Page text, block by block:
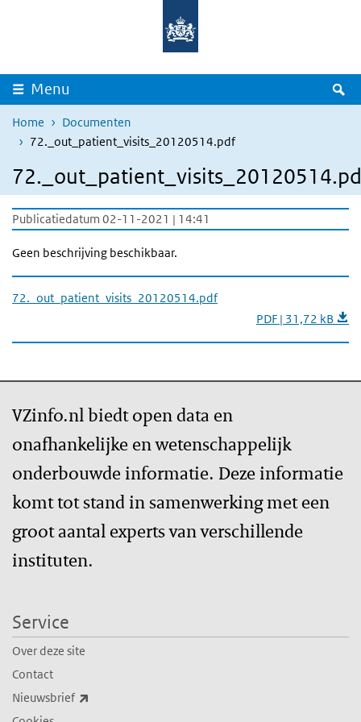
Overslaan en naar de inhoud gaan
Menu
Home
Documenten
72._out_patient_visits_20120514.pdf
Publicatiedatum 02-11-2021 | 14:41
Geen beschrijving beschikbaar.
72._out_patient_visits_20120514.pdf
PDF | 31,72 kB
VZinfo.nl biedt open data en
onafhankelijke en wetenschappelijk
onderbouwde informatie. Deze informatie
komt tot stand in samenwerking met een
groot aantal experts van verschillende
instituten.
Service
Over deze site
Contact
Nieuwsbrief